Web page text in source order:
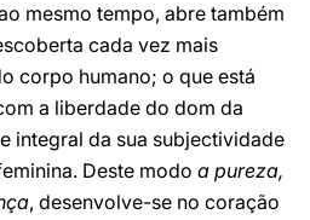
mesmo tempo, abre também
cada vez mais
corpo humano; o que está
a liberdade do dom da
integral da sua subjectividade
Deste modo a pureza,
, desenvolve-se no coração